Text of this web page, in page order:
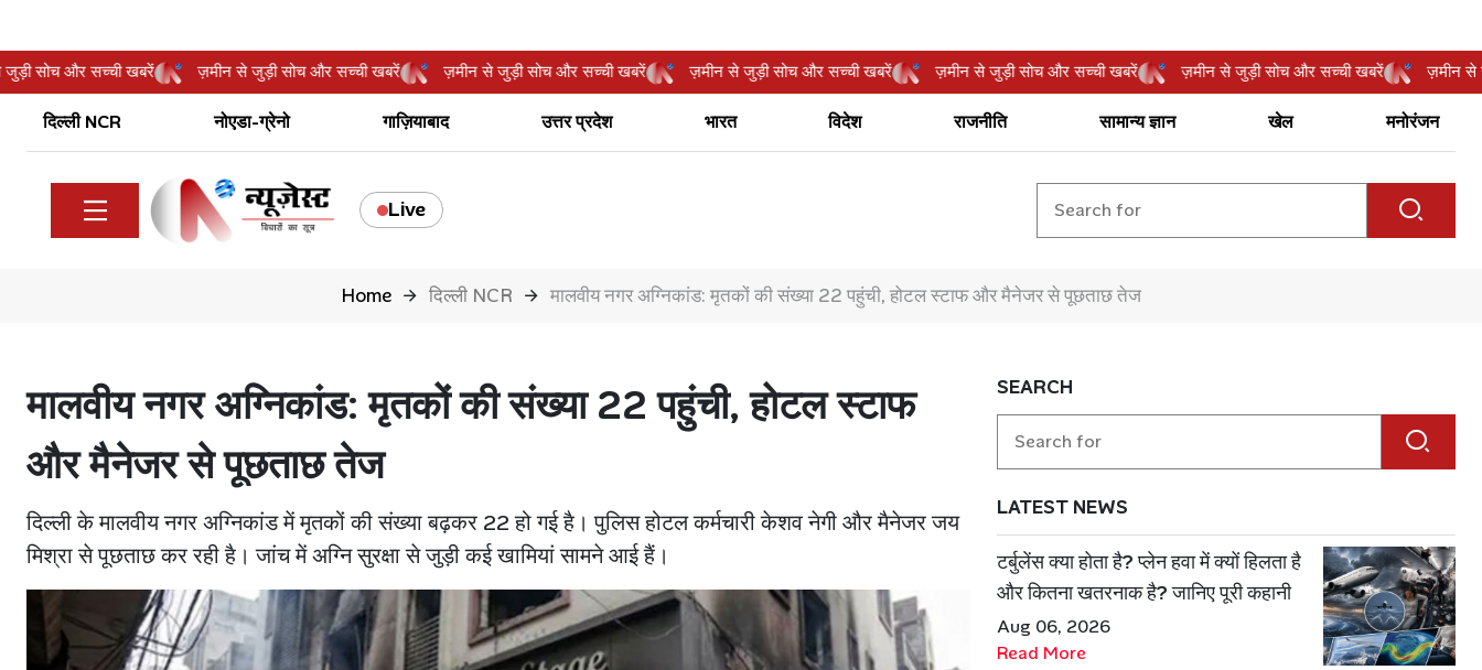
से जुड़ी सोच और सच्ची खबरें ज़मीन से जुड़ी सोच और सच्ची खबरें ज़मीन से जुड़ी सोच और सच्ची खबरें ज़मीन से जुड़ी सोच और सच्ची खबरें ज़मीन से जुड़ी सोच और सच्ची खबरें ज़मीन से जुड़ी सोच और सच्ची खबरें
दिल्ली NCR नोएडा-ग्रेनो गाज़ियाबाद उत्तर प्रदेश भारत विदेश राजनीति सामान्य ज्ञान खेल मनोरंजन
Live
Home दिल्ली NCR मालवीय नगर अग्निकांड: मृतकों की संख्या 22 पहुंची, होटल स्टाफ और मैनेजर से पूछताछ तेज
मालवीय नगर अग्निकांड: मृतकों की संख्या 22 पहुंची, होटल स्टाफ
और मैनेजर से पूछताछ तेज
दिल्ली के मालवीय नगर अग्निकांड में मृतकों की संख्या बढ़कर 22 हो गई है। पुलिस होटल कर्मचारी केशव नेगी और मैनेजर जय
मिश्रा से पूछताछ कर रही है। जांच में अग्नि सुरक्षा से जुड़ी कई खामियां सामने आई हैं।
SEARCH
LATEST NEWS
टर्बुलेंस क्या होता है? प्लेन हवा में क्यों हिलता है
और कितना खतरनाक है? जानिए पूरी कहानी
Aug 06, 2026
Read More